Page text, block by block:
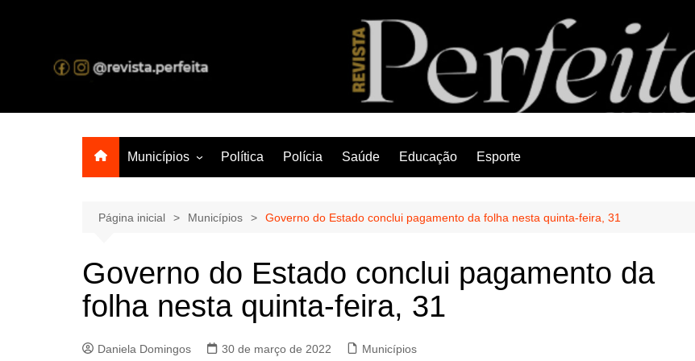
Revista Perfeita
A melhor revista eletrônica do interior de Sergipe
Municípios
Lagarto
Política Polícia Saúde Educação Esporte
Página inicial Municípios Governo do Estado conclui pagamento da folha nesta quinta-feira, 31
Governo do Estado conclui pagamento da
folha nesta quinta-feira, 31
Daniela Domingos 30 de março de 2022 Municípios